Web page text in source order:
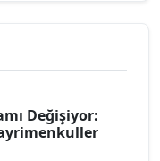
Değişiyor: